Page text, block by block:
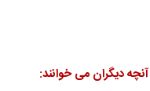
آنچه دیگران می خوانند: